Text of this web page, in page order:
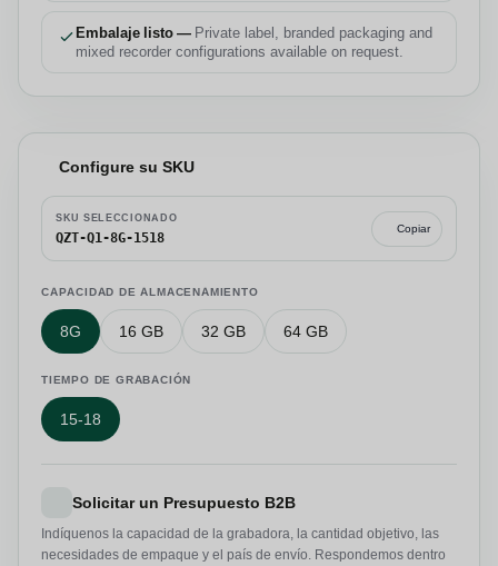
Embalaje listo — Private label, branded packaging and
mixed recorder configurations available on request.
Configure su SKU
SKU SELECCIONADO
QZT-Q1-8G-1518
Copiar
CAPACIDAD DE ALMACENAMIENTO
8G 16 GB 32 GB 64 GB
TIEMPO DE GRABACIÓN
15-18
Solicitar un Presupuesto B2B
Indíquenos la capacidad de la grabadora, la cantidad objetivo, las
necesidades de empaque y el país de envío. Respondemos dentro